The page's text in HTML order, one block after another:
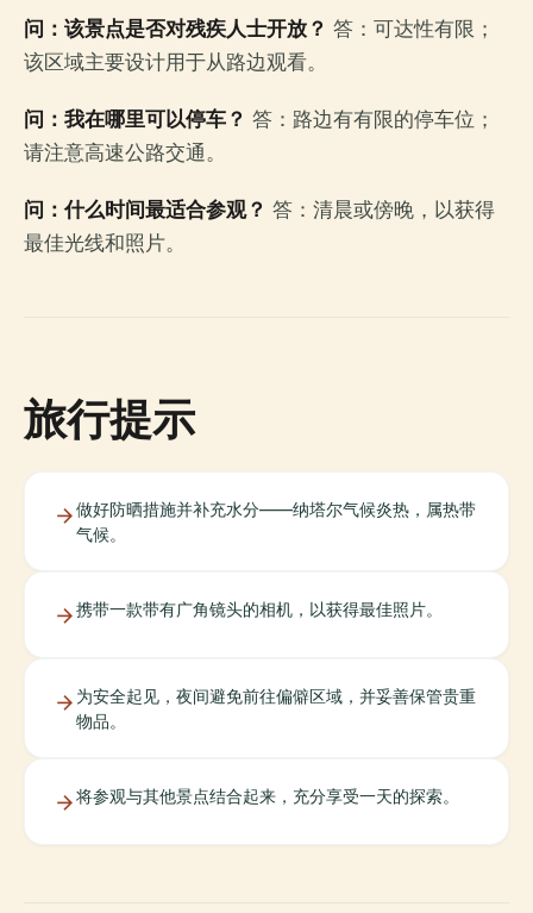
问：该景点是否对残疾人士开放？ 答：可达性有限；
该区域主要设计用于从路边观看。
问：我在哪里可以停车？ 答：路边有有限的停车位；
请注意高速公路交通。
问：什么时间最适合参观？ 答：清晨或傍晚，以获得
最佳光线和照片。
旅行提示
做好防晒措施并补充水分——纳塔尔气候炎热，属热带
气候。
携带一款带有广角镜头的相机，以获得最佳照片。
为安全起见，夜间避免前往偏僻区域，并妥善保管贵重
物品。
将参观与其他景点结合起来，充分享受一天的探索。